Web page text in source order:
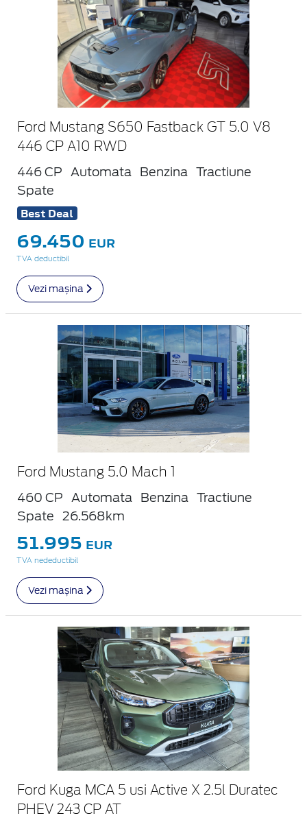
Ford Mustang S650 Fastback GT 5.0 V8
446 CP A10 RWD
446 CP Automata Benzina
Tractiune
Spate
Best Deal
69.450 EUR
TVA deductibil
Vezi mașina
Ford Mustang 5.0 Mach 1
460 CP Automata Benzina Tractiune
Spate
26.568km
51.995 EUR
TVA nedeductibil
Vezi mașina
Ford Kuga MCA 5 usi Active X 2.5l Duratec
PHEV 243 CP AT